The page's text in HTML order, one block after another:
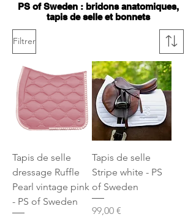
PS of Sweden : bridons anatomiques,
tapis de selle et bonnets
Filtrer
Tapis de selle
dressage Ruffle
Pearl vintage pink
- PS of Sweden
Tapis de selle
Stripe white - PS
of Sweden
Prix
99,00 €